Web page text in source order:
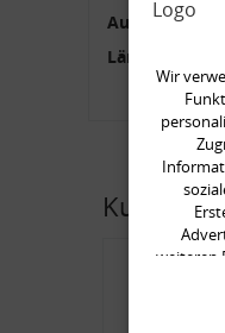
Länge [mm]:
Kunden
Wir
weiteren
eines